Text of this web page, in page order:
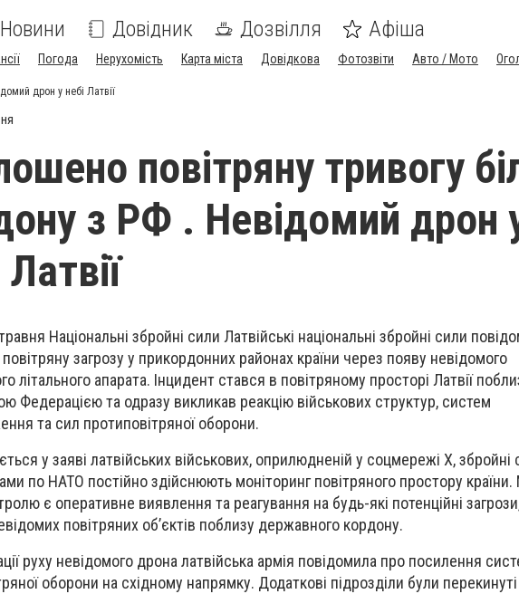
Новини Довідник Дозвілля Афіша
Погода Нерухомість Карта міста Довідкова Фотозвіти Авто / Мото
дрон у небі Латвії
повітряну тривогу
з РФ . Невідомий дрон
Національні збройні сили Латвійські національні збройні сили
загрозу у прикордонних районах країни через появу невідомого
літального апарата. Інцидент стався в повітряному просторі Латвії
Федерацією та одразу викликав реакцію військових структур, систем
та сил протиповітряної оборони.
у заяві латвійських військових, оприлюдненій у соцмережі X,
по НАТО постійно здійснюють моніторинг повітряного простору
є оперативне виявлення та реагування на будь-які потенційні
повітряних об’єктів поблизу державного кордону.
руху невідомого дрона латвійська армія повідомила про посилення
оборони на східному напрямку. Додаткові підрозділи були